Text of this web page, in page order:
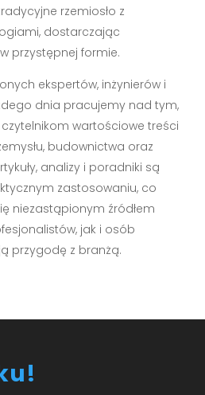
rzemiosło z
dostarczając
przystępnej formie.
ekspertów, inżynierów i
dnia pracujemy nad tym,
wartościowe treści
budownictwa oraz
analizy i poradniki są
zastosowaniu, co
niezastąpionym źródłem
jak i osób
przygodę z branżą.